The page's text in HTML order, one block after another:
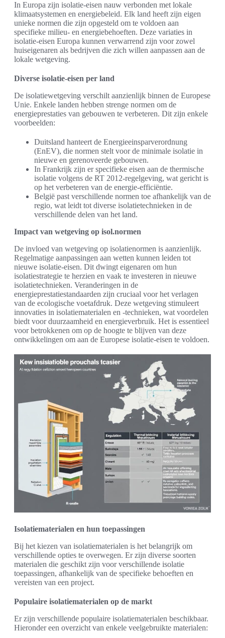
In Europa zijn isolatie-eisen nauw verbonden met lokale
klimaatsystemen en energiebeleid. Elk land heeft zijn eigen
unieke normen die zijn opgesteld om te voldoen aan
specifieke milieu- en energiebehoeften. Deze variaties in
isolatie-eisen Europa kunnen verwarrend zijn voor zowel
huiseigenaren als bedrijven die zich willen aanpassen aan de
lokale wetgeving.
Diverse isolatie-eisen per land
De isolatiewetgeving verschilt aanzienlijk binnen de Europese
Unie. Enkele landen hebben strenge normen om de
energieprestaties van gebouwen te verbeteren. Dit zijn enkele
voorbeelden:
Duitsland hanteert de Energieeinsparverordnung
(EnEV), die normen stelt voor de minimale isolatie in
nieuwe en gerenoveerde gebouwen.
In Frankrijk zijn er specifieke eisen aan de thermische
isolatie volgens de RT 2012-regelgeving, wat gericht is
op het verbeteren van de energie-efficiëntie.
België past verschillende normen toe afhankelijk van de
regio, wat leidt tot diverse isolatietechnieken in de
verschillende delen van het land.
Impact van wetgeving op isol.normen
De invloed van wetgeving op isolatienormen is aanzienlijk.
Regelmatige aanpassingen aan wetten kunnen leiden tot
nieuwe isolatie-eisen. Dit dwingt eigenaren om hun
isolatiestrategie te herzien en vaak te investeren in nieuwe
isolatietechnieken. Veranderingen in de
energieprestatiestandaarden zijn cruciaal voor het verlagen
van de ecologische voetafdruk. Deze wetgeving stimuleert
innovaties in isolatiematerialen en -technieken, wat voordelen
biedt voor duurzaamheid en energieverbruik. Het is essentieel
voor betrokkenen om op de hoogte te blijven van deze
ontwikkelingen om aan de Europese isolatie-eisen te voldoen.
Isolatiematerialen en hun toepassingen
Bij het kiezen van isolatiematerialen is het belangrijk om
verschillende opties te overwegen. Er zijn diverse soorten
materialen die geschikt zijn voor verschillende isolatie
toepassingen, afhankelijk van de specifieke behoeften en
vereisten van een project.
Populaire isolatiematerialen op de markt
Er zijn verschillende populaire isolatiematerialen beschikbaar.
Hieronder een overzicht van enkele veelgebruikte materialen: